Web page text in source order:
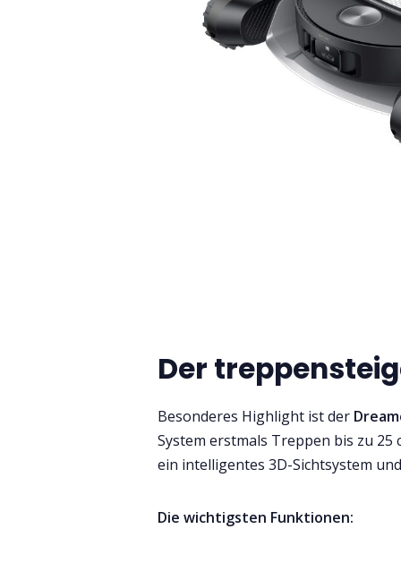
Der
Besonderes Highlight ist der
System erstmals Treppen bis zu
ein intelligentes 3D-Sichtsystem
Die wichtigsten Funktionen: